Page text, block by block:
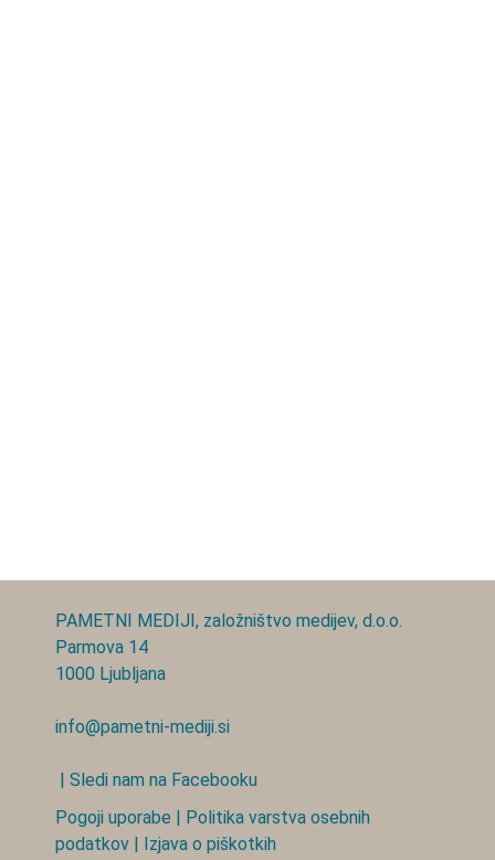
PAMETNI MEDIJI, založništvo medijev, d.o.o.
Parmova 14
1000 Ljubljana
info@pametni-mediji.si
| Sledi nam na Facebooku
Pogoji uporabe
Politika varstva osebnih
podatkov
Izjava o piškotkih